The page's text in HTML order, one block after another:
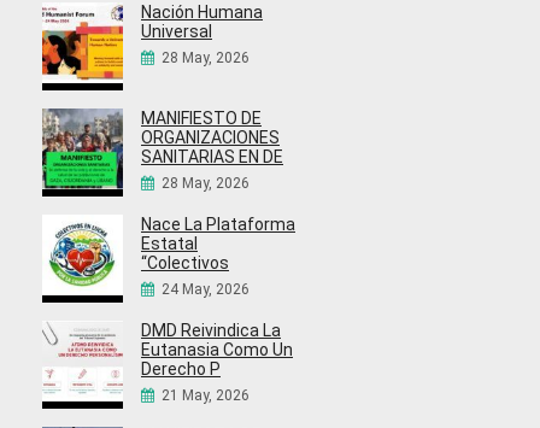
Nación Humana
Universal
28 May, 2026
MANIFIESTO DE
ORGANIZACIONES
SANITARIAS EN DE
28 May, 2026
Nace La Plataforma
Estatal
“Colectivos
24 May, 2026
DMD Reivindica La
Eutanasia Como Un
Derecho P
21 May, 2026